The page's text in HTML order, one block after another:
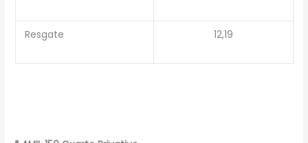
Resgate 12,19